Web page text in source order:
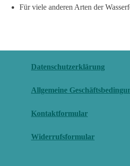
Für viele anderen Arten der
Datenschutzerklärung
Allgemeine
Kontaktformular
Widerrufsformular